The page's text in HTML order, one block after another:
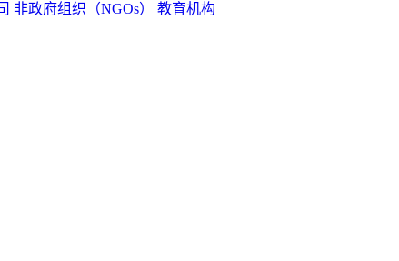
非政府组织（NGOs）
教育机构